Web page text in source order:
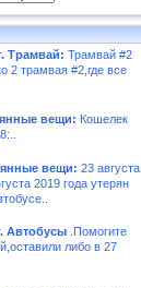
Трамвай: Трамвай #2
2 трамвая #2,где все
вещи: Кошелек
вещи: 23 августа
2019 года утерян
Автобусы .Помогите
либо в 27